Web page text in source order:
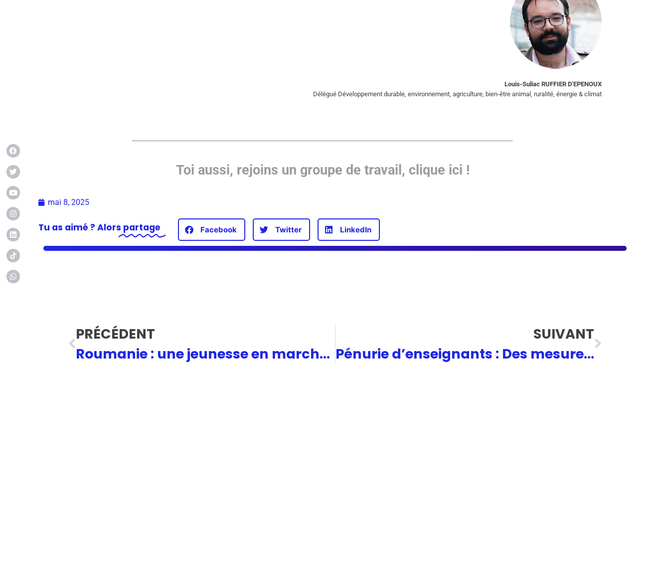
Louis-Suliac RUFFIER D’EPENOUX
Délégué Développement durable, environnement, agriculture, bien-être animal, ruralité, énergie & climat
Toi aussi, rejoins un groupe de travail, clique ici !
mai 8, 2025
Tu as aimé ? Alors partage Facebook Twitter LinkedIn
PRÉCÉDENT
Roumanie : une jeunesse en marche contre l’exil et le silence.
SUIVANT
Pénurie d’enseignants : Des mesures audacieuses pour l’avenir de l’enseignement.